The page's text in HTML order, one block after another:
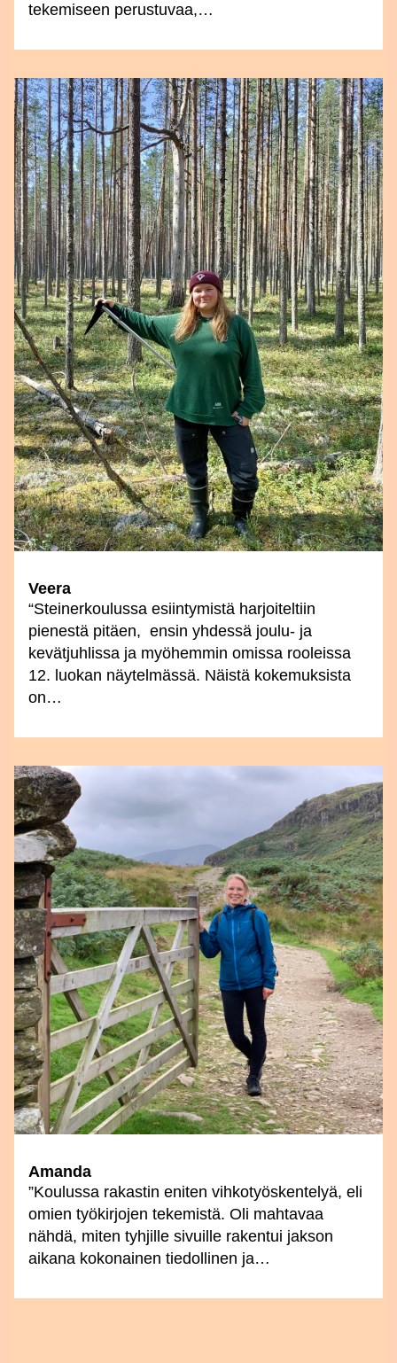
tekemiseen perustuvaa,…
Veera
“Steinerkoulussa esiintymistä harjoiteltiin
pienestä pitäen, ensin yhdessä joulu- ja
kevätjuhlissa ja myöhemmin omissa rooleissa
12. luokan näytelmässä. Näistä kokemuksista
on…
Amanda
”Koulussa rakastin eniten vihkotyöskentelyä, eli
omien työkirjojen tekemistä. Oli mahtavaa
nähdä, miten tyhjille sivuille rakentui jakson
aikana kokonainen tiedollinen ja…